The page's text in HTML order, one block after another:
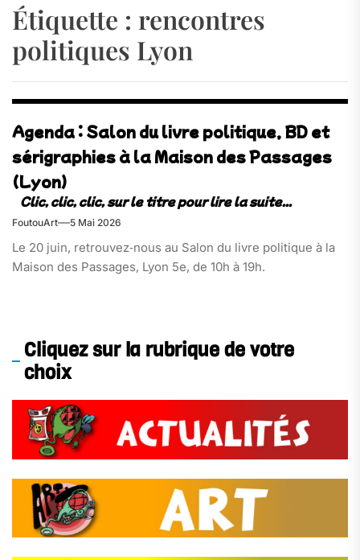
Étiquette : rencontres
politiques Lyon
Agenda : Salon du livre politique, BD et
sérigraphies à la Maison des Passages
(Lyon)
FoutouArt 5 Mai 2026
Le 20 juin, retrouvez‑nous au Salon du livre politique à la
Maison des Passages, Lyon 5e, de 10h à 19h.
Cliquez sur la rubrique de votre
choix